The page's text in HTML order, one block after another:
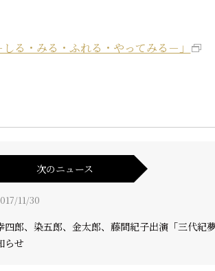
る・みる・ふれる・やってみる－」
次のニュース
11/30
四郎、染五郎、金太郎、藤間紀子出演「三代紀
らせ